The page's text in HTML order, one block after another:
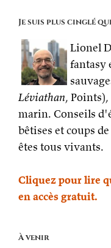
Je suis plus cinglé
Lionel
fantasy
Léviathan,
marin. Conseils
bêtises et coups
êtes tous vivants.
Cliquez pour lire
en accès gratuit.
À venir